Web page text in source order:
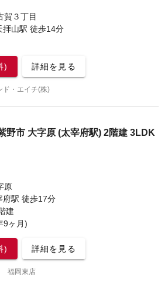
賀３丁目
拝山駅 徒歩14分
) 詳細を見る
ド・エイチ(株)
野市 大字原 (太宰府駅) 2階建 3LDK
原
府駅 徒歩17分
建
9ヶ月)
) 詳細を見る
福岡東店